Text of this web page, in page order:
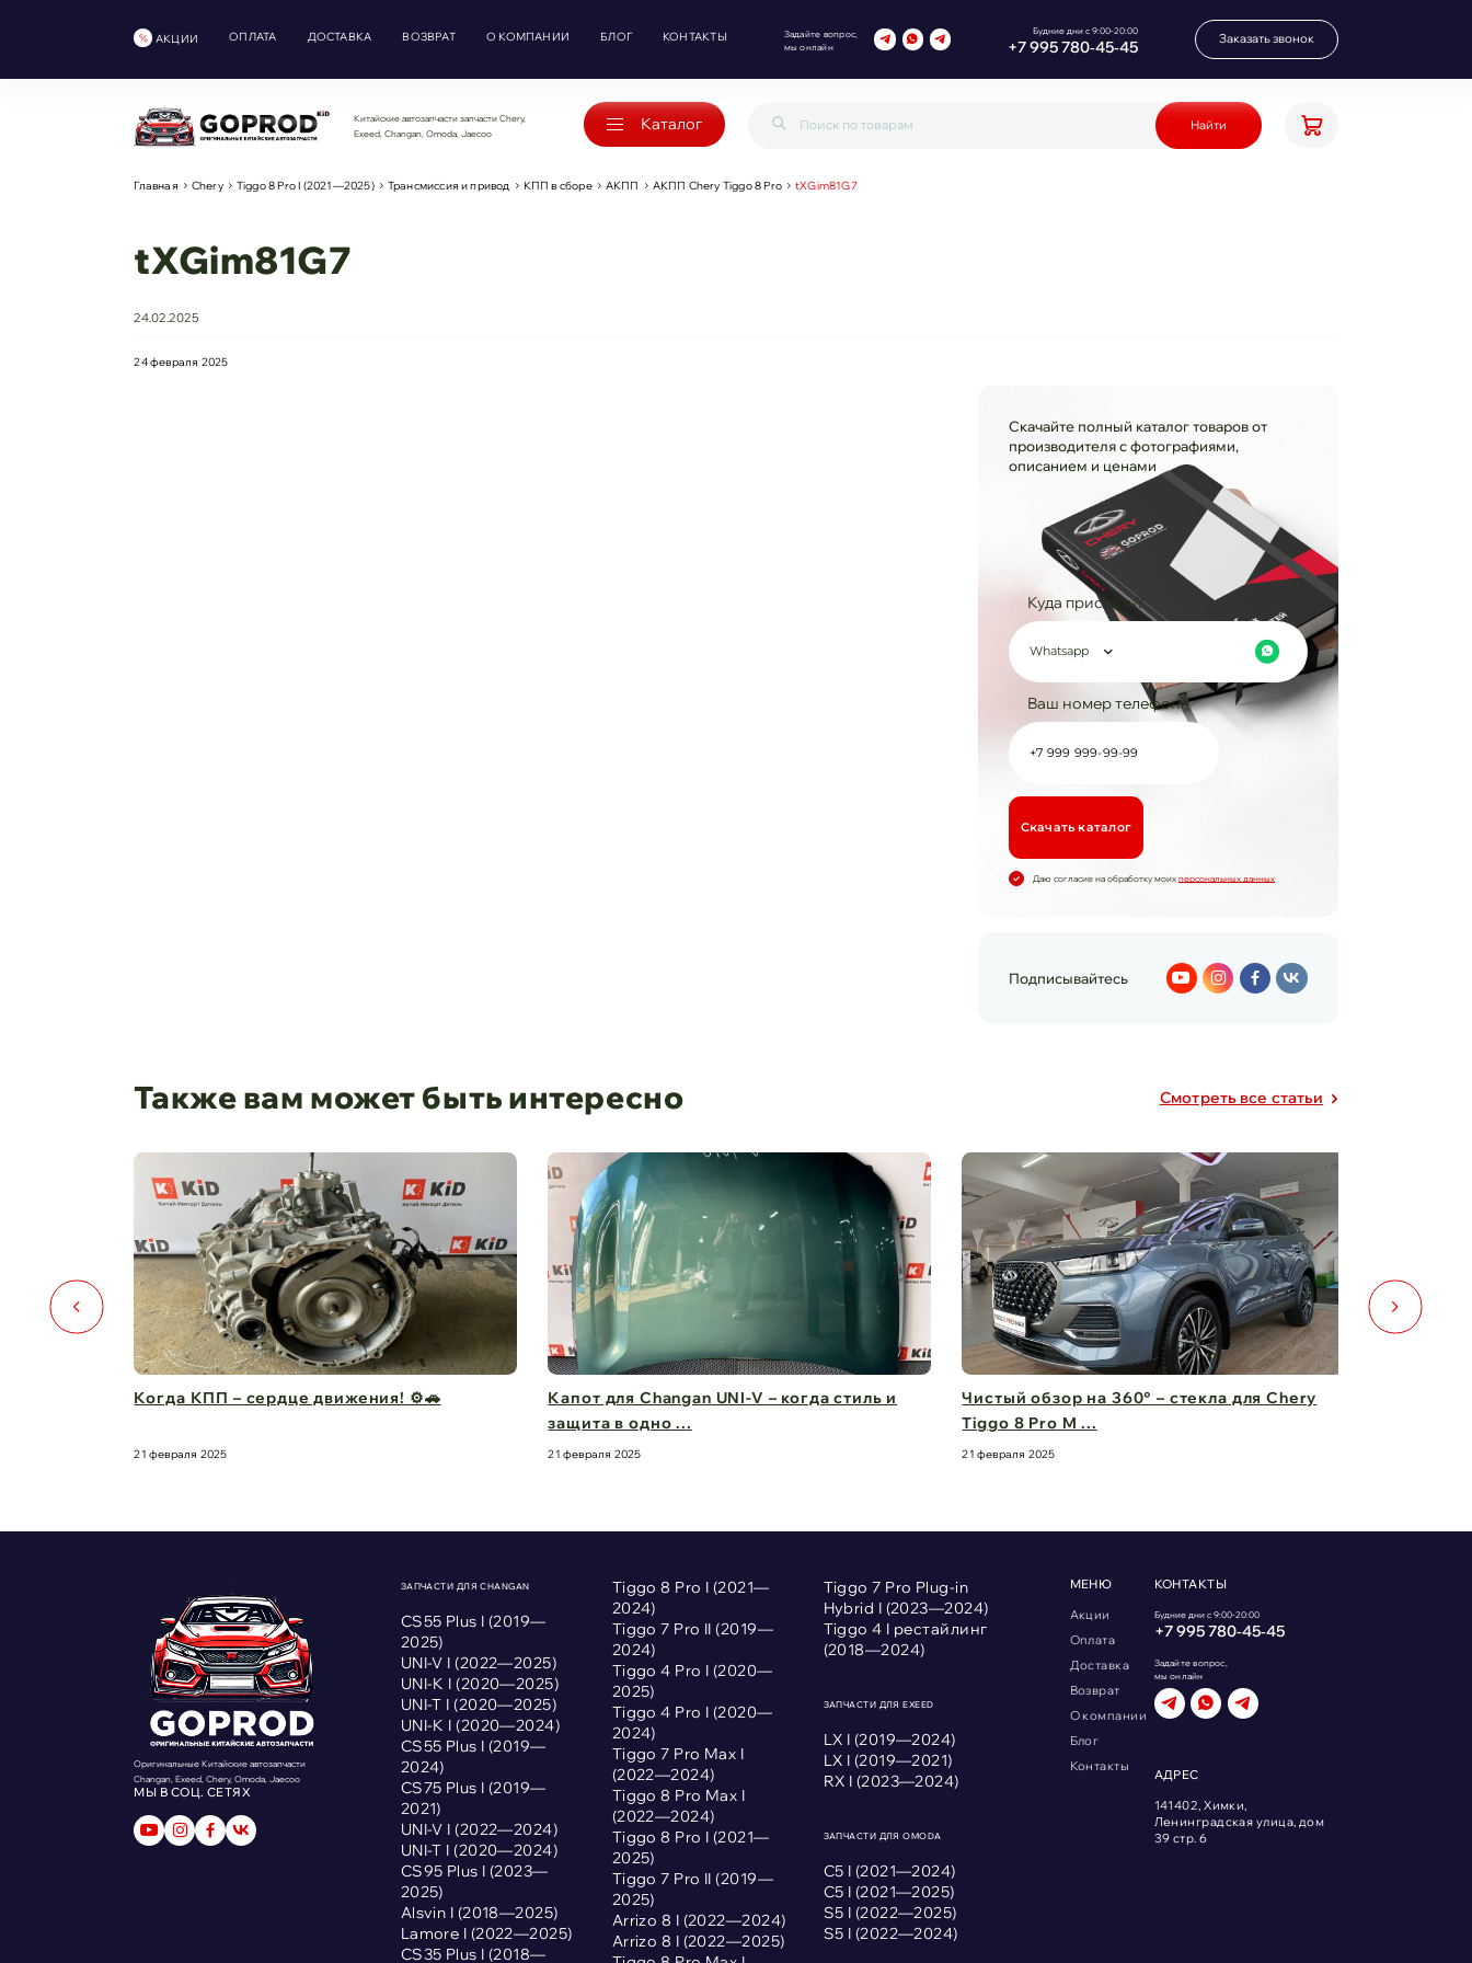
АКЦИИ ОПЛАТА ДОСТАВКА ВОЗВРАТ О КОМПАНИИ БЛОГ КОНТАКТЫ
Задайте вопрос,
мы онлайн
Будние дни с 9:00-20:00
+7 995 780‑45‑45 Заказать звонок
Китайские автозапчасти запчасти Chery,
Exeed, Changan, Omoda, Jaecoo
Каталог Найти
Главная Chery Tiggo 8 Pro I (2021—2025) Трансмиссия и привод КПП в сборе АКПП АКПП Chery Tiggo 8 Pro tXGim81G7
tXGim81G7
24.02.2025
24 февраля 2025
Скачайте полный каталог товаров от
производителя с фотографиями,
описанием и ценами
Куда прислать?
Whatsapp
Ваш номер телефона
Cкачать каталог
Даю согласие на обработку моих персональных данных
Подписывайтесь
Также вам может быть интересно Cмотреть все статьи
Когда КПП – сердце движения! ⚙️🚗
21 февраля 2025
Капот для Changan UNI-V – когда стиль и
защита в одно ...
21 февраля 2025
Чистый обзор на 360° – стекла для Chery
Tiggo 8 Pro M ...
21 февраля 2025
Оригинальные Китайские автозапчасти
Changan, Exeed, Chery, Omoda, Jaecoo
МЫ В СОЦ. СЕТЯХ
ЗАПЧАСТИ ДЛЯ CHANGAN
CS55 Plus I (2019—
2025)
UNI-V I (2022—2025)
UNI-K I (2020—2025)
UNI-T I (2020—2025)
UNI-K I (2020—2024)
CS55 Plus I (2019—
2024)
CS75 Plus I (2019—
2021)
UNI-V I (2022—2024)
UNI-T I (2020—2024)
CS95 Plus I (2023—
2025)
Alsvin I (2018—2025)
Lamore I (2022—2025)
CS35 Plus I (2018—
Tiggo 8 Pro I (2021—
2024)
Tiggo 7 Pro II (2019—
2024)
Tiggo 4 Pro I (2020—
2025)
Tiggo 4 Pro I (2020—
2024)
Tiggo 7 Pro Max I
(2022—2024)
Tiggo 8 Pro Max I
(2022—2024)
Tiggo 8 Pro I (2021—
2025)
Tiggo 7 Pro II (2019—
2025)
Arrizo 8 I (2022—2024)
Arrizo 8 I (2022—2025)
Tiggo 7 Pro Plug-in
Hybrid I (2023—2024)
Tiggo 4 I рестайлинг
(2018—2024)
ЗАПЧАСТИ ДЛЯ EXEED
LX I (2019—2024)
LX I (2019—2021)
RX I (2023—2024)
ЗАПЧАСТИ ДЛЯ OMODA
С5 I (2021—2024)
С5 I (2021—2025)
S5 I (2022—2025)
S5 I (2022—2024)
МЕНЮ
Акции
Оплата
Доставка
Возврат
О компании
Блог
Контакты
КОНТАКТЫ
Будние дни с 9:00-20:00
+7 995 780‑45‑45
Задайте вопрос,
мы онлайн
АДРЕС
141402, Химки,
Ленинградская улица, дом
39 стр. 6